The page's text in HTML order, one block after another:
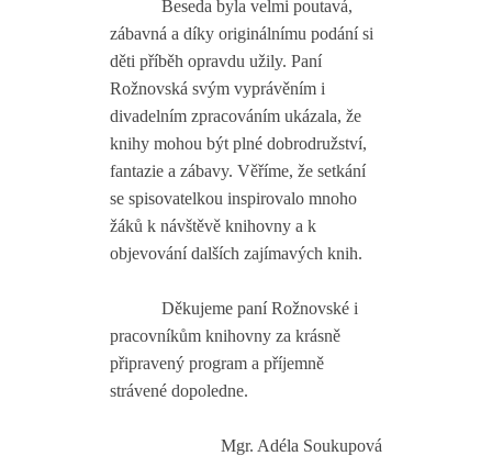
Beseda byla velmi poutavá,
zábavná a díky originálnímu podání si
děti příběh opravdu užily. Paní
Rožnovská svým vyprávěním i
divadelním zpracováním ukázala, že
knihy mohou být plné dobrodružství,
fantazie a zábavy. Věříme, že setkání
se spisovatelkou inspirovalo mnoho
žáků k návštěvě knihovny a k
objevování dalších zajímavých knih.
Děkujeme paní Rožnovské i
pracovníkům knihovny za krásně
připravený program a příjemně
strávené dopoledne.
Mgr. Adéla Soukupová